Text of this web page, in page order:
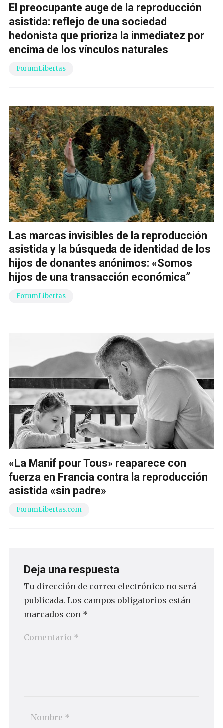
El preocupante auge de la reproducción
asistida: reflejo de una sociedad
hedonista que prioriza la inmediatez por
encima de los vínculos naturales
ForumLibertas
Las marcas invisibles de la reproducción
asistida y la búsqueda de identidad de los
hijos de donantes anónimos: «Somos
hijos de una transacción económica”
ForumLibertas
«La Manif pour Tous» reaparece con
fuerza en Francia contra la reproducción
asistida «sin padre»
ForumLibertas.com
Deja una respuesta
Tu dirección de correo electrónico no será
publicada. Los campos obligatorios están
marcados con *